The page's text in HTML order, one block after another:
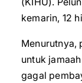
kemarin, 12
Menurutnya,
untuk
gagal